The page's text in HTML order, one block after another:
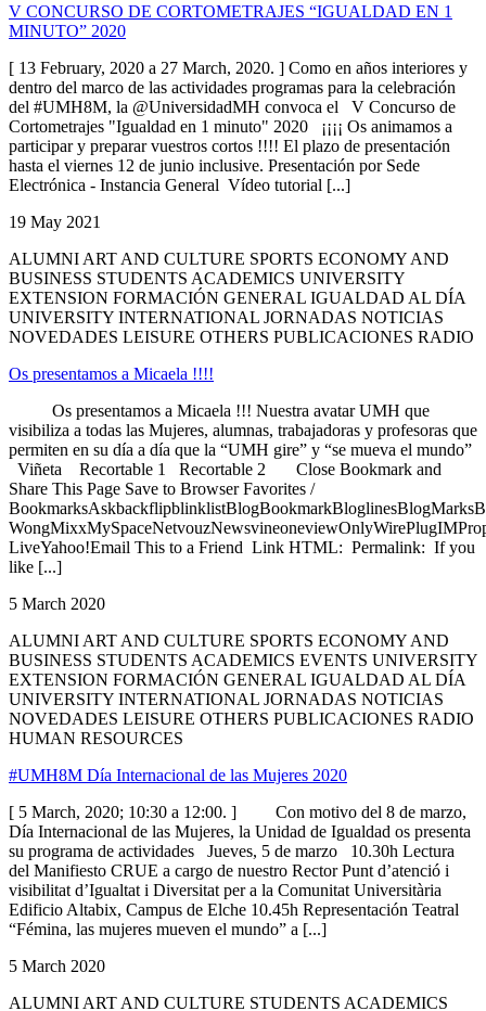
V CONCURSO DE CORTOMETRAJES “IGUALDAD EN 1
MINUTO” 2020
[ 13 February, 2020 a 27 March, 2020. ] Como en años interiores y
dentro del marco de las actividades programas para la celebración
del #UMH8M, la @UniversidadMH convoca el V Concurso de
Cortometrajes "Igualdad en 1 minuto" 2020 ¡¡¡¡ Os animamos a
participar y preparar vuestros cortos !!!! El plazo de presentación
hasta el viernes 12 de junio inclusive. Presentación por Sede
Electrónica - Instancia General Vídeo tutorial [...]
19 May 2021
ALUMNI ART AND CULTURE SPORTS ECONOMY AND
BUSINESS STUDENTS ACADEMICS UNIVERSITY
EXTENSION FORMACIÓN GENERAL IGUALDAD AL DÍA
UNIVERSITY INTERNATIONAL JORNADAS NOTICIAS
NOVEDADES LEISURE OTHERS PUBLICACIONES RADIO
Os presentamos a Micaela !!!!
Os presentamos a Micaela !!! Nuestra avatar UMH que
visibiliza a todas las Mujeres, alumnas, trabajadoras y profesoras que
permiten en su día a día que la “UMH gire” y “se mueva el mundo”
Viñeta Recortable 1 Recortable 2 Close Bookmark and
Share This Page Save to Browser Favorites /
LiveYahoo!Email This to a Friend Link HTML: Permalink: If you
like [...]
5 March 2020
ALUMNI ART AND CULTURE SPORTS ECONOMY AND
BUSINESS STUDENTS ACADEMICS EVENTS UNIVERSITY
EXTENSION FORMACIÓN GENERAL IGUALDAD AL DÍA
UNIVERSITY INTERNATIONAL JORNADAS NOTICIAS
NOVEDADES LEISURE OTHERS PUBLICACIONES RADIO
HUMAN RESOURCES
#UMH8M Día Internacional de las Mujeres 2020
[ 5 March, 2020; 10:30 a 12:00. ] Con motivo del 8 de marzo,
Día Internacional de las Mujeres, la Unidad de Igualdad os presenta
su programa de actividades Jueves, 5 de marzo 10.30h Lectura
del Manifiesto CRUE a cargo de nuestro Rector Punt d’atenció i
visibilitat d’Igualtat i Diversitat per a la Comunitat Universitària
Edificio Altabix, Campus de Elche 10.45h Representación Teatral
“Fémina, las mujeres mueven el mundo” a [...]
5 March 2020
ALUMNI ART AND CULTURE STUDENTS ACADEMICS